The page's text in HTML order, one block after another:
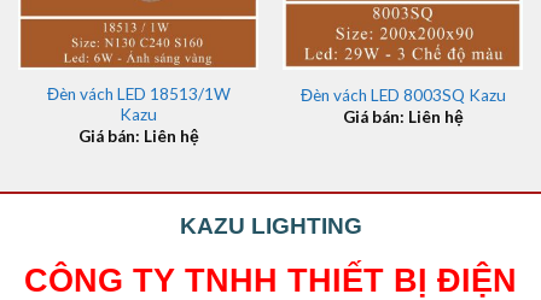
Đèn vách LED 18513/1W
Kazu
Giá bán: Liên hệ
Đèn vách LED 8003SQ Kazu
Giá bán: Liên hệ
KAZU LIGHTING
CÔNG TY TNHH THIẾT BỊ ĐIỆN